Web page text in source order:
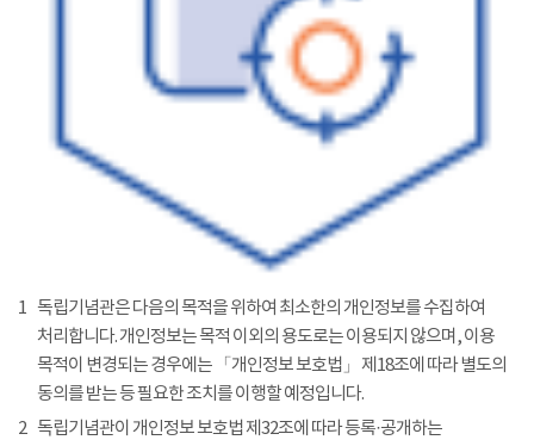
1 독립기념관은 다음의 목적을 위하여 최소한의 개인정보를 수집하여
처리합니다. 개인정보는 목적 이외의 용도로는 이용되지 않으며, 이용
목적이 변경되는 경우에는 「개인정보 보호법」 제18조에 따라 별도의
동의를 받는 등 필요한 조치를 이행할 예정입니다.
2 독립기념관이 개인정보 보호법 제32조에 따라 등록·공개하는